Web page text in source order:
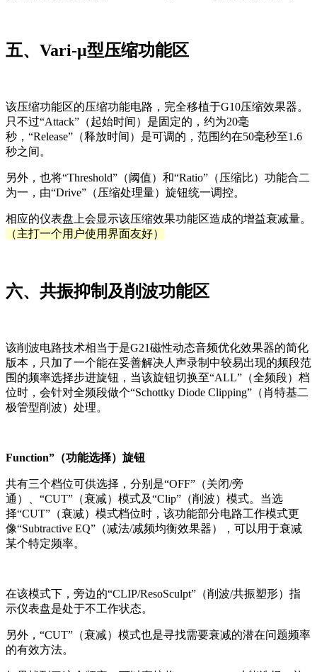
五、Vari-μ型压缩功能区
该压缩功能区的压缩功能电路，完全移植于G10压缩效果器。
只不过“Attack”（起始时间）是固定的，约为20毫
秒，“Release”（释放时间）是可调的，范围约在50毫秒至1.6
秒之间。
另外，也将“Threshold”（阈值）和“Ratio”（压缩比）功能合二
为一，由“Drive”（压缩处理量）旋钮统一调控。
相应的仪表盘上会显示该压缩效果功能区造成的增益衰减量。
（主打一个用户使用界面友好）
六、共振抑制及削波功能区
该削波电路技术相当于是G21磁性动态音频优化效果器的简化
版本，只加了一个能在妥善解决人声录制中较易出现的频段范
围的频率选择步进旋钮，当该旋钮切换至“ALL”（全频段）档
位时，会针对全频段做个“Schottky Diode Clipping”（肖特基二
极管型削波）处理。
Function”（功能选择）旋钮
共有三个档位可供选择，分别是“OFF”（关闭/旁
通）、“CUT”（衰减）模式及“Clip”（削波）模式。当选
择“CUT”（衰减）模式档位时，该功能部分电路工作模式更
像“Subtractive EQ”（减法/减频均衡效果器），可以用于衰减
某个特定频率。
在该模式下，旁边的“CLIP/ResoSculpt”（削波/共振塑形）指
示仪表盘是处于不工作状态。
另外，“CUT”（衰减）模式也是寻找需要衰减的潜在问题频率
的有效方法。